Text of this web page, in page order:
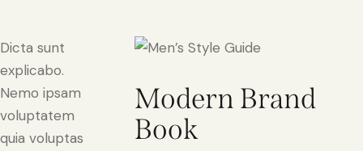
Dicta sunt
explicabo.
Nemo ipsam
voluptatem
quia voluptas
Modern Brand
Book